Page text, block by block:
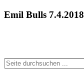
Emil Bulls 7.4.2018